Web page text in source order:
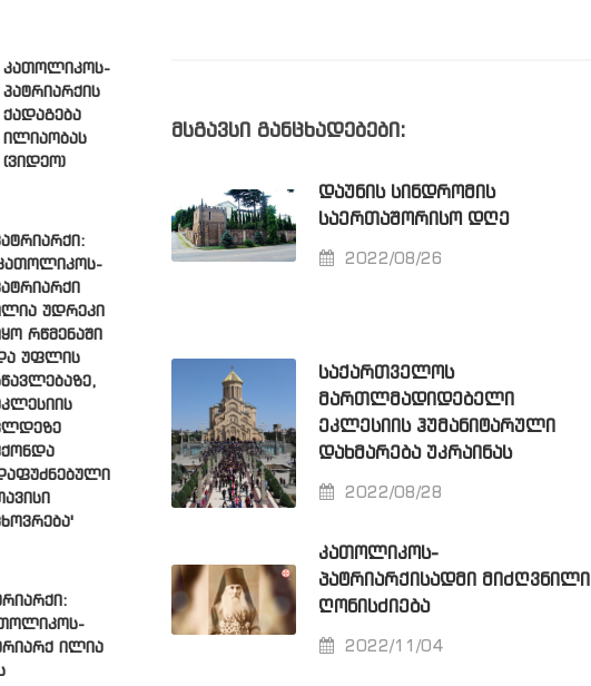
მსგავსი განცხადებები:
ᲓᲐᲣᲜᲘᲡ ᲡᲘᲜᲓᲠᲝᲛᲘᲡ
ᲡᲐᲔᲠᲗᲐᲨᲝᲠᲘᲡᲝ ᲓᲦᲔ
2022/08/26
ᲡᲐᲥᲐᲠᲗᲕᲔᲚᲝᲡ
ᲛᲐᲠᲗᲚᲛᲐᲓᲘᲓᲔᲑᲔᲚᲘ
ᲔᲙᲚᲔᲡᲘᲘᲡ ᲰᲣᲛᲐᲜᲘᲢᲐᲠᲣᲚᲘ
ᲓᲐᲮᲛᲐᲠᲔᲑᲐ ᲣᲙᲠᲐᲘᲜᲐᲡ
2022/08/28
ᲙᲐᲗᲝᲚᲘᲙᲝᲡ-
ᲞᲐᲢᲠᲘᲐᲠᲥᲘᲡᲐᲓᲛᲘ ᲛᲘᲫᲦᲕᲜᲘᲚᲘ
ᲦᲝᲜᲘᲡᲫᲘᲔᲑᲐ
2022/11/04
კათოლიკოს-
პატრიარქის
ქადაგება
ილიაობას
(ვიდეო)
უდრეკი
რწმენაში
უფლის
ილია